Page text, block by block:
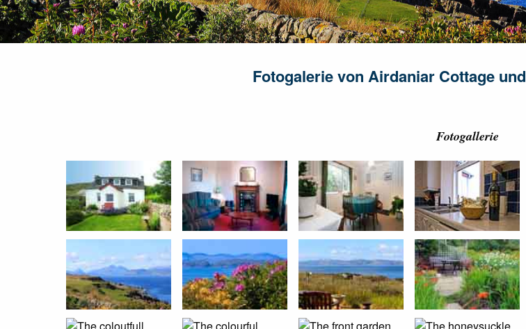
Fotogalerie von Airdaniar Cottage
Fotogallerie